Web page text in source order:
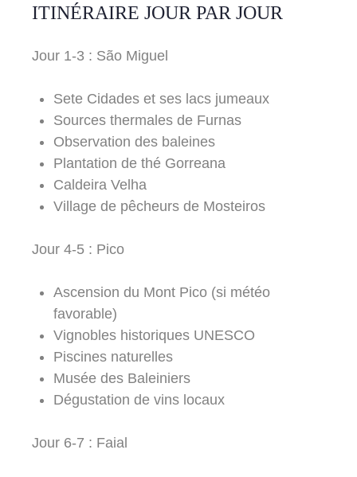
ITINÉRAIRE JOUR PAR JOUR
Jour 1-3 : São Miguel
Sete Cidades et ses lacs jumeaux
Sources thermales de Furnas
Observation des baleines
Plantation de thé Gorreana
Caldeira Velha
Village de pêcheurs de Mosteiros
Jour 4-5 : Pico
Ascension du Mont Pico (si météo
favorable)
Vignobles historiques UNESCO
Piscines naturelles
Musée des Baleiniers
Dégustation de vins locaux
Jour 6-7 : Faial